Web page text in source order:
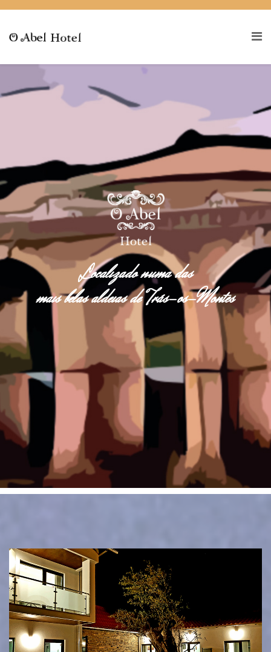
Localizado numa das
mais belas aldeias de Trás-os-Montes